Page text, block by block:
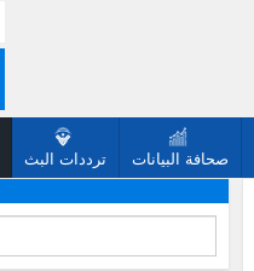
صحافة البيانات ترددات البث